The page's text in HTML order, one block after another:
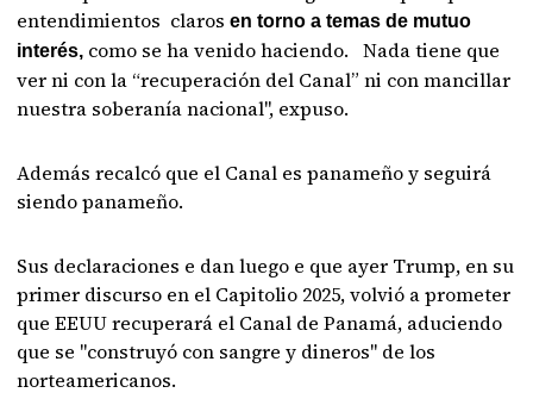
entendimientos clarosen torno a temas de mutuo
interés, como se ha venido haciendo. Nada tiene que
ver ni con la “recuperación del Canal” ni con mancillar
nuestra soberanía nacional", expuso.
Además recalcó que el Canal es panameño y seguirá
siendo panameño.
Sus declaraciones e dan luego e que ayer Trump, en su
primer discurso en el Capitolio 2025, volvió a prometer
que EEUU recuperará el Canal de Panamá, aduciendo
que se "construyó con sangre y dineros" de los
norteamericanos.